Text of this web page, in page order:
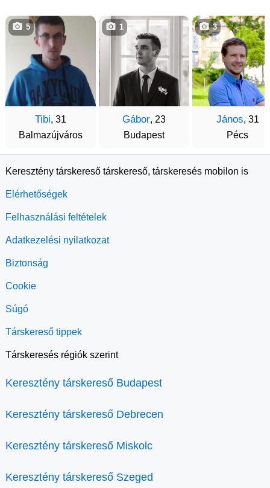
Tibi, 31
Balmazújváros
5
Gábor, 23
Budapest
1
János, 31
Pécs
3
Keresztény társkereső társkereső, társkeresés mobilon is
Elérhetőségek
Felhasználási feltételek
Adatkezelési nyilatkozat
Biztonság
Cookie
Súgó
Társkereső tippek
Társkeresés régiók szerint
Keresztény társkereső Budapest
Keresztény társkereső Debrecen
Keresztény társkereső Miskolc
Keresztény társkereső Szeged